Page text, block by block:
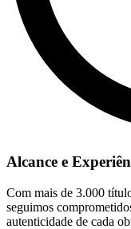
Alcance e
Com mais de 3.000
seguimos
autenticidade de cada